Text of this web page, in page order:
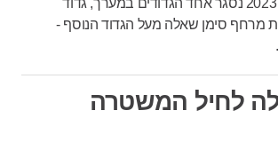
כי בשנת 2023 נסגר אחד הגדודים במערך, גדוד
מרחף סימן שאלה מעל הגדוד הנוסף -
לחיל המשטרה